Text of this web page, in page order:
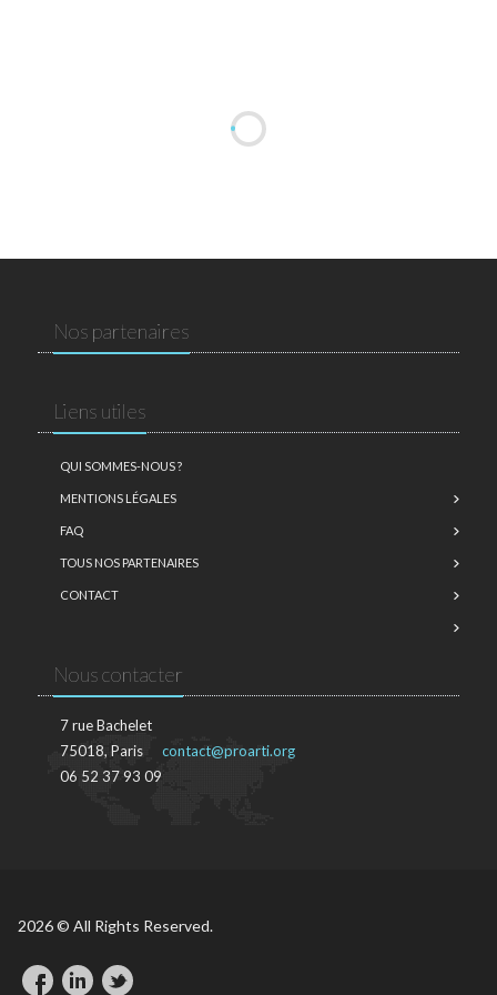
Nos partenaires
Liens utiles
QUI SOMMES-NOUS ?
MENTIONS LÉGALES
FAQ
TOUS NOS PARTENAIRES
CONTACT
Nous contacter
7 rue Bachelet
75018, Paris
06 52 37 93 09
contact@proarti.org
2026 © All Rights Reserved.